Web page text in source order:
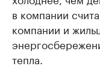
в компании
компании и
тепла.